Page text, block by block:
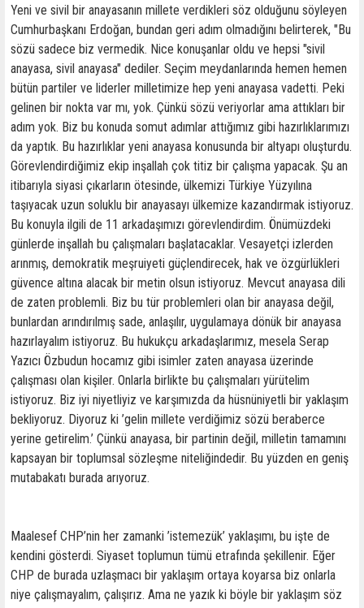
Yeni ve sivil bir anayasanın millete verdikleri söz olduğunu söyleyen
Cumhurbaşkanı Erdoğan, bundan geri adım olmadığını belirterek, "Bu
sözü sadece biz vermedik. Nice konuşanlar oldu ve hepsi "sivil
anayasa, sivil anayasa" dediler. Seçim meydanlarında hemen hemen
bütün partiler ve liderler milletimize hep yeni anayasa vadetti. Peki
gelinen bir nokta var mı, yok. Çünkü sözü veriyorlar ama attıkları bir
adım yok. Biz bu konuda somut adımlar attığımız gibi hazırlıklarımızı
da yaptık. Bu hazırlıklar yeni anayasa konusunda bir altyapı oluşturdu.
Görevlendirdiğimiz ekip inşallah çok titiz bir çalışma yapacak. Şu an
itibarıyla siyasi çıkarların ötesinde, ülkemizi Türkiye Yüzyılına
taşıyacak uzun soluklu bir anayasayı ülkemize kazandırmak istiyoruz.
Bu konuyla ilgili de 11 arkadaşımızı görevlendirdim. Önümüzdeki
günlerde inşallah bu çalışmaları başlatacaklar. Vesayetçi izlerden
arınmış, demokratik meşruiyeti güçlendirecek, hak ve özgürlükleri
güvence altına alacak bir metin olsun istiyoruz. Mevcut anayasa dili
de zaten problemli. Biz bu tür problemleri olan bir anayasa değil,
bunlardan arındırılmış sade, anlaşılır, uygulamaya dönük bir anayasa
hazırlayalım istiyoruz. Bu hukukçu arkadaşlarımız, mesela Serap
Yazıcı Özbudun hocamız gibi isimler zaten anayasa üzerinde
çalışması olan kişiler. Onlarla birlikte bu çalışmaları yürütelim
istiyoruz. Biz iyi niyetliyiz ve karşımızda da hüsnüniyetli bir yaklaşım
bekliyoruz. Diyoruz ki ’gelin millete verdiğimiz sözü beraberce
yerine getirelim.’ Çünkü anayasa, bir partinin değil, milletin tamamını
kapsayan bir toplumsal sözleşme niteliğindedir. Bu yüzden en geniş
mutabakatı burada arıyoruz.
Maalesef CHP’nin her zamanki ’istemezük’ yaklaşımı, bu işte de
kendini gösterdi. Siyaset toplumun tümü etrafında şekillenir. Eğer
CHP de burada uzlaşmacı bir yaklaşım ortaya koyarsa biz onlarla
niye çalışmayalım, çalışırız. Ama ne yazık ki böyle bir yaklaşım söz